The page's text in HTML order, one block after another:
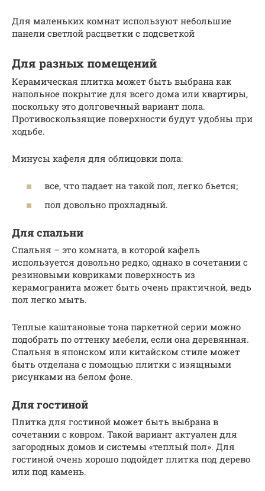
Для маленьких комнат используют небольшие
панели светлой расцветки с подсветкой
Для разных помещений
Керамическая плитка может быть выбрана как
напольное покрытие для всего дома или квартиры,
поскольку это долговечный вариант пола.
Противоскользящие поверхности будут удобны при
ходьбе.
Минусы кафеля для облицовки пола:
все, что падает на такой пол, легко бьется;
пол довольно прохладный.
Для спальни
Спальня – это комната, в которой кафель
используется довольно редко, однако в сочетании с
резиновыми ковриками поверхность из
керамогранита может быть очень практичной, ведь
пол легко мыть.
Теплые каштановые тона паркетной серии можно
подобрать по оттенку мебели, если она деревянная.
Спальня в японском или китайском стиле может
быть отделана с помощью плитки с изящными
рисунками на белом фоне.
Для гостиной
Плитка для гостиной может быть выбрана в
сочетании с ковром. Такой вариант актуален для
загородных домов и системы «теплый пол». Для
гостиной очень хорошо подойдет плитка под дерево
или под камень.